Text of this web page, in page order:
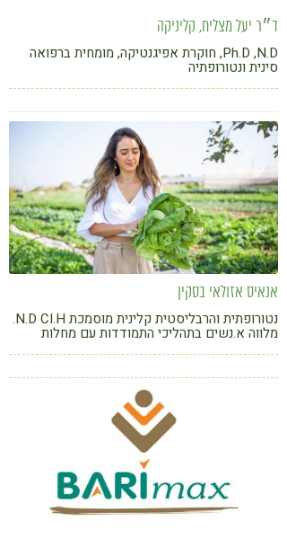
ד״ר יעל מצליח, קליניקה
Ph.D ,N.D, חוקרת אפיגנטיקה, מומחית ברפואה
סינית ונטורופתיה
אנאיס אזולאי בסקין
נטורופתית והרבליסטית קלינית מוסמכת N.D CI.H.
מלווה א.נשים בתהליכי התמודדות עם מחלות
צמחי מרפא, דימיון מונחה, רפואת גופנפש ושיטות
שונות המותאמות אישית